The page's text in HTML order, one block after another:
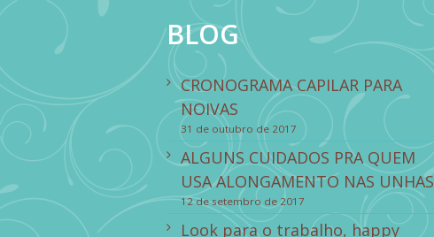
BLOG
CRONOGRAMA CAPILAR PARA
NOIVAS
31 de outubro de 2017
ALGUNS CUIDADOS PRA QUEM
USA ALONGAMENTO NAS UNHAS
12 de setembro de 2017
Look para o trabalho, happy